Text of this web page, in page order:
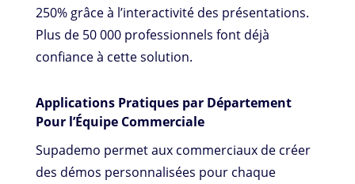
250% grâce à l’interactivité des présentations.
Plus de 50 000 professionnels font déjà
confiance à cette solution.
Applications Pratiques par Département
Pour l’Équipe Commerciale
Supademo permet aux commerciaux de créer
des démos personnalisées pour chaque